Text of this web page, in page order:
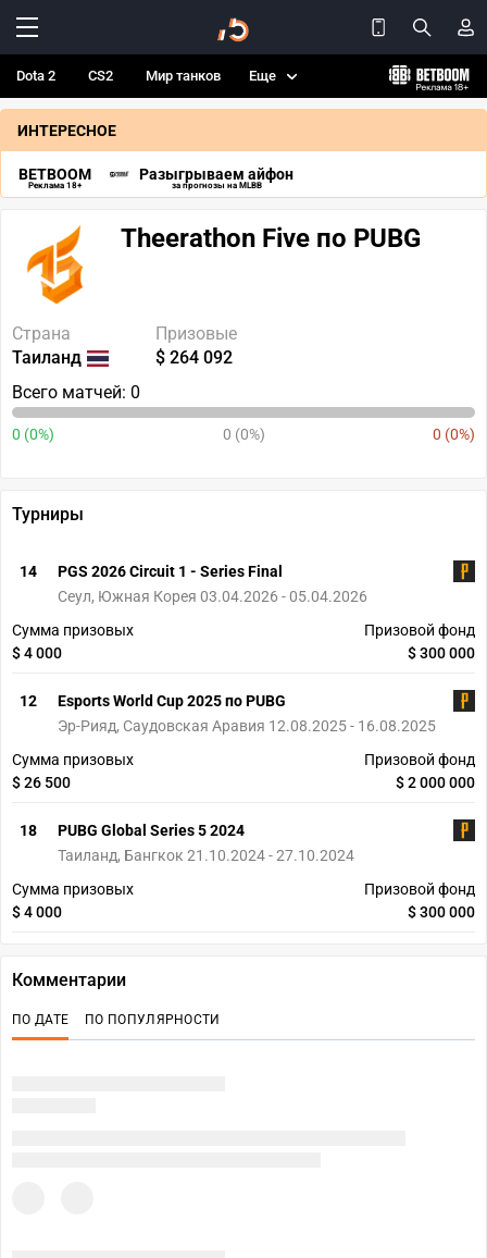
Dota 2 CS2 Мир танков Еще
ИНТЕРЕСНОЕ
BETBOOM
Реклама 18+
Разыгрываем айфон
за прогнозы на MLBB
Theerathon Five по PUBG
Страна
Таиланд
Призовые
$ 264 092
Всего матчей: 0
0 (0%) 0 (0%) 0 (0%)
Турниры
14
PGS 2026 Circuit 1 - Series Final
Сеул, Южная Корея 03.04.2026 - 05.04.2026
Сумма призовых
$ 4 000
Призовой фонд
$ 300 000
12
Esports World Cup 2025 по PUBG
Эр-Рияд, Саудовская Аравия 12.08.2025 - 16.08.2025
Сумма призовых
$ 26 500
Призовой фонд
$ 2 000 000
18
PUBG Global Series 5 2024
Таиланд, Бангкок 21.10.2024 - 27.10.2024
Сумма призовых
$ 4 000
Призовой фонд
$ 300 000
Комментарии
ПО ДАТЕ ПО ПОПУЛЯРНОСТИ